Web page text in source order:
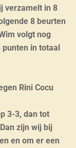
verzamelt in 8
8 beurten
volgt nog
in totaal
Rini Cocu
3-3, dan tot
zijn wij bij
en om er een